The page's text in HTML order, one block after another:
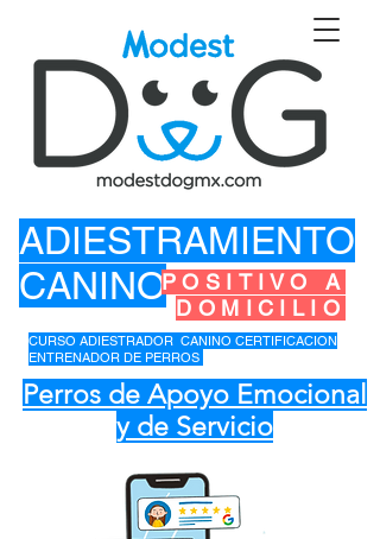
ADIESTRAMIENTO
CANINOPOSITIVO A
DOMICILIO
Perros de Apoyo Emocional
y de Servicio
CURSO ADIESTRADOR CANINO CERTIFICACION
ENTRENADOR DE PERROS